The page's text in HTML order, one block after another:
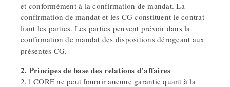
et conformément à la confirmation de mandat. La
confirmation de mandat et les CG constituent le contrat
liant les parties. Les parties peuvent prévoir dans la
confirmation de mandat des dispositions dérogeant aux
présentes CG.
2. Principes de base des relations d’affaires
2.1 CORE ne peut fournir aucune garantie quant à la